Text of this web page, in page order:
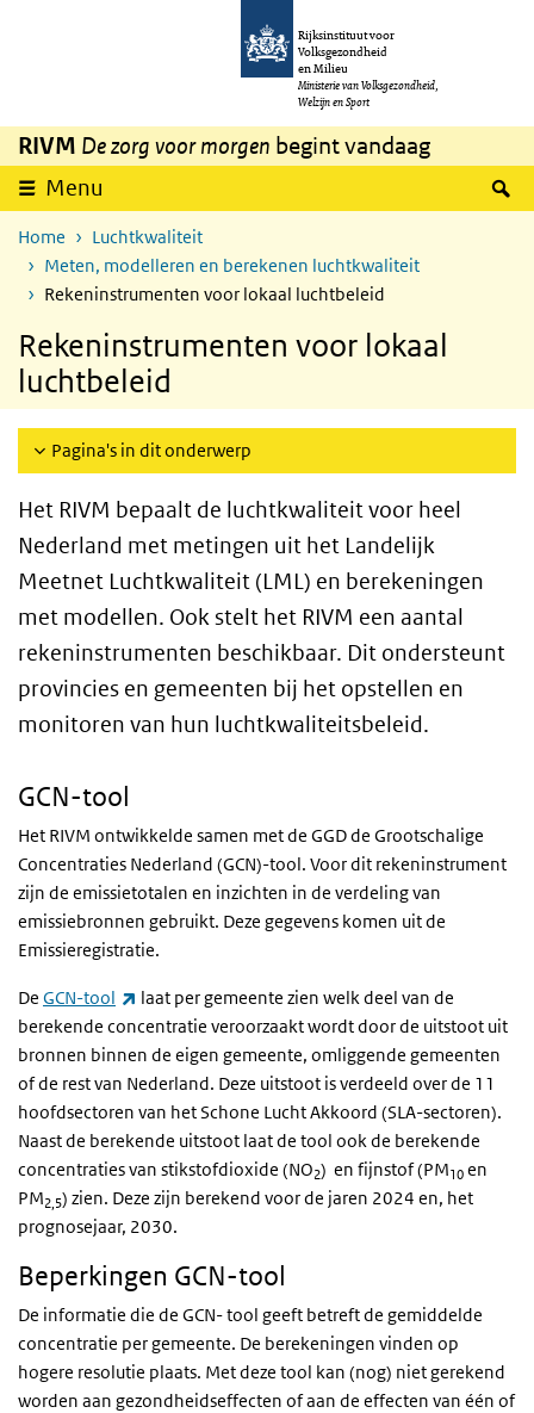
Overslaan en naar de inhoud gaan
Rijksinstituut voor
Volksgezondheid
en Milieu
Ministerie van Volksgezondheid,
Welzijn en Sport
RIVM De zorg voor morgen begint vandaag
Menu
Home
Luchtkwaliteit
Meten, modelleren en berekenen luchtkwaliteit
Rekeninstrumenten voor lokaal luchtbeleid
Rekeninstrumenten voor lokaal
luchtbeleid
Pagina's in dit onderwerp
Het RIVM bepaalt de luchtkwaliteit voor heel
Nederland met metingen uit het Landelijk
Meetnet Luchtkwaliteit (LML) en berekeningen
met modellen. Ook stelt het RIVM een aantal
rekeninstrumenten beschikbaar. Dit ondersteunt
provincies en gemeenten bij het opstellen en
monitoren van hun luchtkwaliteitsbeleid.
GCN-tool
Het RIVM ontwikkelde samen met de GGD de Grootschalige
Concentraties Nederland (GCN)-tool. Voor dit rekeninstrument
zijn de emissietotalen en inzichten in de verdeling van
emissiebronnen gebruikt. Deze gegevens komen uit de
Emissieregistratie.
De GCN-tool (externe link)
laat per gemeente zien welk deel van de
berekende concentratie veroorzaakt wordt door de uitstoot uit
bronnen binnen de eigen gemeente, omliggende gemeenten
of de rest van Nederland. Deze uitstoot is verdeeld over de 11
hoofdsectoren van het Schone Lucht Akkoord (SLA-sectoren).
Naast de berekende uitstoot laat de tool ook de berekende
concentraties van stikstofdioxide (NO2) en fijnstof (PM10en
PM2,5) zien. Deze zijn berekend voor de jaren 2024 en, het
prognosejaar, 2030.
Beperkingen GCN-tool
De informatie die de GCN- tool geeft betreft de gemiddelde
concentratie per gemeente. De berekeningen vinden op
hogere resolutie plaats. Met deze tool kan (nog) niet gerekend
worden aan gezondheidseffecten of aan de effecten van één of